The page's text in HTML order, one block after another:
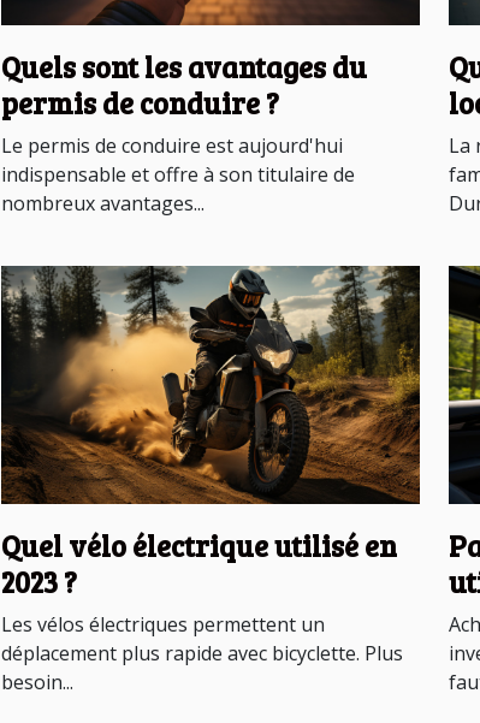
Quels sont les avantages du
permis de conduire ?
Le permis de conduire est aujourd'hui
indispensable et offre à son titulaire de
nombreux avantages...
La
Quel vélo électrique utilisé en
2023 ?
Les vélos électriques permettent un
déplacement plus rapide avec bicyclette. Plus
besoin...